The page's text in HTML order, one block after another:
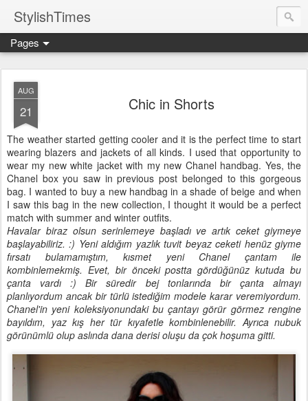
StylishTimes
Pages
AUG
21 Chic in Shorts
The weather started getting cooler and it is the perfect time to start
wearing blazers and jackets of all kinds. I used that opportunity to
wear my new white jacket with my new Chanel handbag. Yes, the
Chanel box you saw in previous post belonged to this gorgeous
bag. I wanted to buy a new handbag in a shade of beige and when
I saw this bag in the new collection, I thought it would be a perfect
match with summer and winter outfits.
Havalar biraz olsun serinlemeye başladı ve artık ceket giymeye
başlayabiliriz. :) Yeni aldığım yazlık tuvit beyaz ceketi henüz giyme
fırsatı bulamamıştım, kısmet yeni Chanel çantam ile
kombinlemekmiş. Evet, bir önceki postta gördüğünüz kutuda bu
çanta vardı :) Bir süredir bej tonlarında bir çanta almayı
planlıyordum ancak bir türlü istediğim modele karar veremiyordum.
Chanel'in yeni koleksiyonundaki bu çantayı görür görmez rengine
bayıldım, yaz kış her tür kıyafetle kombinlenebilir. Ayrıca nubuk
görünümlü olup aslında dana derisi oluşu da çok hoşuma gitti.